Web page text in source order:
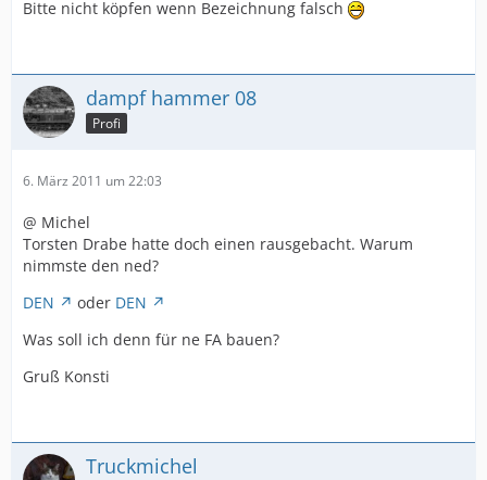
Bitte nicht köpfen wenn Bezeichnung falsch
dampf hammer 08
Profi
6. März 2011 um 22:03
@ Michel
Torsten Drabe hatte doch einen rausgebacht. Warum
nimmste den ned?
DEN
oder DEN
Was soll ich denn für ne FA bauen?
Gruß Konsti
Truckmichel